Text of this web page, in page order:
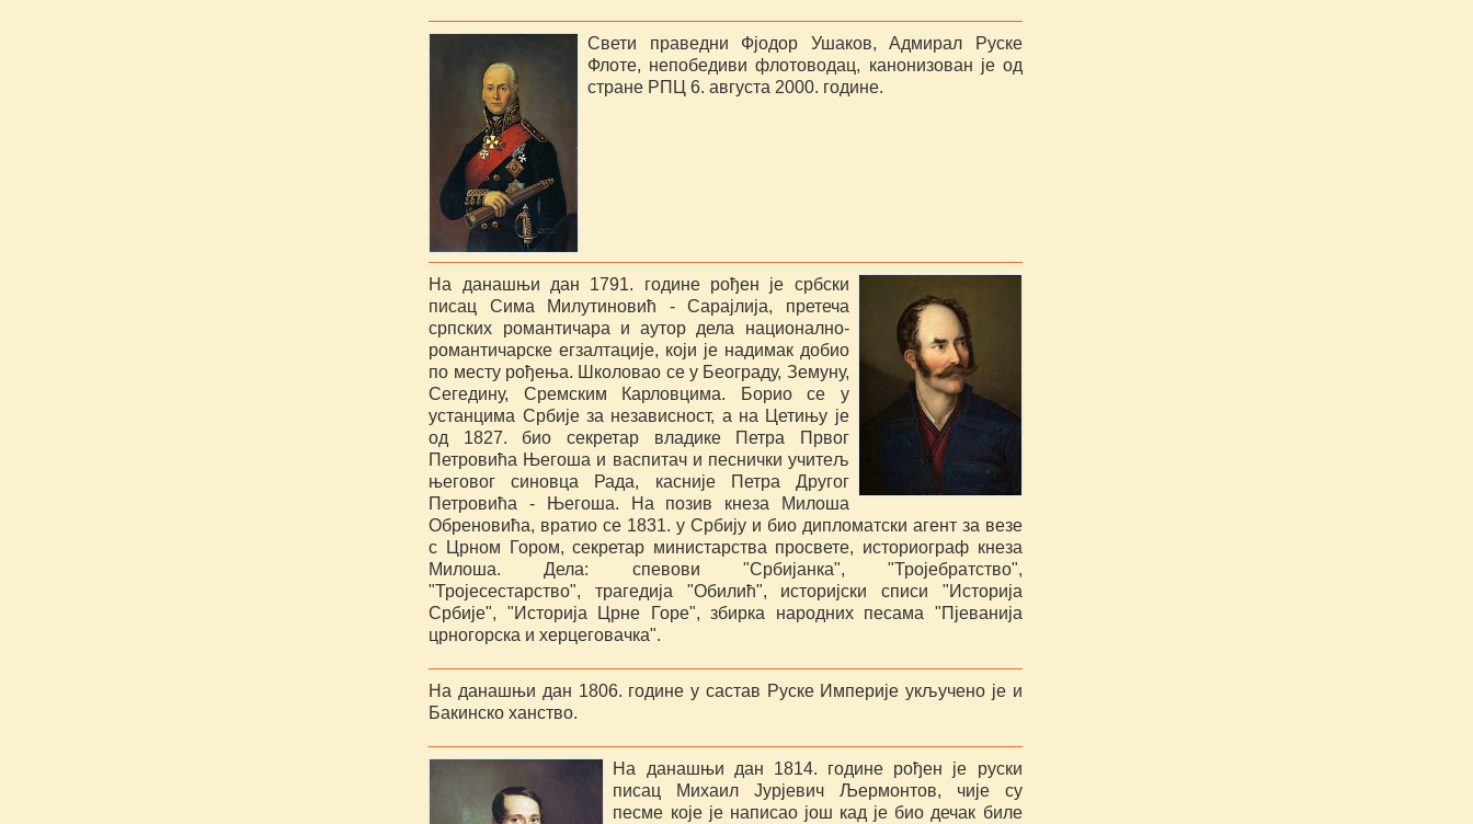
Свети праведни Фјодор Ушаков, Адмирал Руске
Флоте, непобедиви флотоводац, канонизован је од
стране РПЦ 6. августа 2000. године.
На данашњи дан 1791. године рођен је србски
писац Сима Милутиновић - Сарајлија, претеча
српских романтичара и аутор дела национално-
романтичарске егзалтације, који је надимак добио
по месту рођења. Школовао се у Београду, Земуну,
Сегедину, Сремским Карловцима. Борио се у
устанцима Србије за независност, а на Цетињу је
од 1827. био секретар владике Петра Првог
Петровића Његоша и васпитач и песнички учитељ
његовог синовца Рада, касније Петра Другог
Петровића - Његоша. На позив кнеза Милоша
Обреновића, вратио се 1831. у Србију и био дипломатски агент за везе
с Црном Гором, секретар министарства просвете, историограф кнеза
Милоша. Дела: спевови "Србијанка", "Тројебратство",
"Тројесестарство", трагедија "Обилић", историјски списи "Историја
Србије", "Историја Црне Горе", збирка народних песама "Пјеванија
црногорска и херцеговачка".
На данашњи дан 1806. године у састав Руске Империје укључено је и
Бакинско ханство.
На данашњи дан 1814. године рођен је руски
писац Михаил Јурјевич Љермонтов, чије су
песме које је написао још кад је био дечак биле